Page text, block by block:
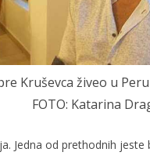
Kruševca živeo u
FOTO: Katarina
Jedna od prethodnih jeste